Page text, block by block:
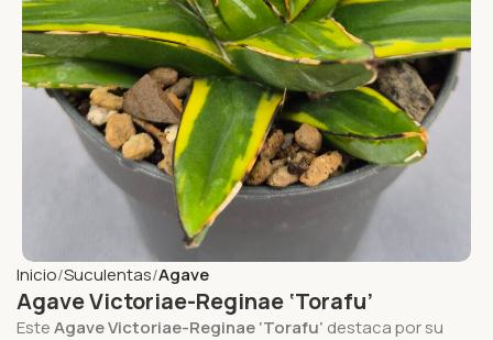
Inicio Suculentas Agave
Agave Victoriae-Reginae ‘Torafu’
EsteAgave Victoriae-Reginae ‘Torafu’ destaca por su